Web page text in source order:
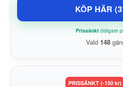
KÖP HÄR
Prissänkt(tidigare
Vald 148
PRISSÄNKT (-150 kr)